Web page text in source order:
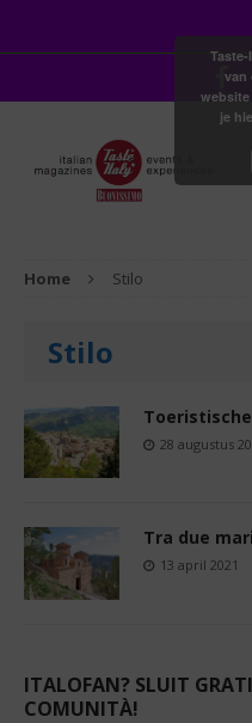
Home Stilo
Stilo
28 augustus
Tra due mari
13 april 2021
ITALOFAN? SLUIT
COMUNITÀ!
van
website
je